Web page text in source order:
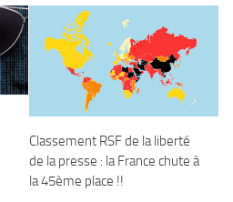
Classement RSF de la liberté
de la presse : la France chute à
la 45ème place !!